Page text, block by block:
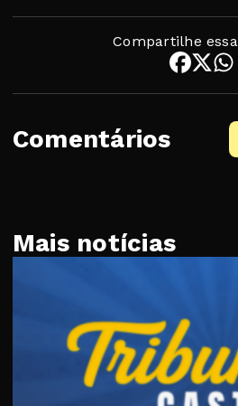
Compartilhe
Comentários
Mais notícias